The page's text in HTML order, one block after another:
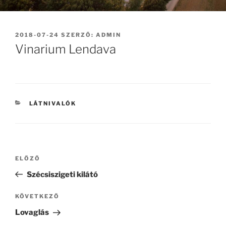
BEKÜLDVE:
2018-07-24 SZERZŐ: ADMIN
Vinarium Lendava
KATEGÓRIÁK
LÁTNIVALÓK
Bejegyzés
Korábbi
bejegyzés
ELŐZŐ
Szécsiszigeti kilátó
Következő
bejegyzés
KÖVETKEZŐ
Lovaglás